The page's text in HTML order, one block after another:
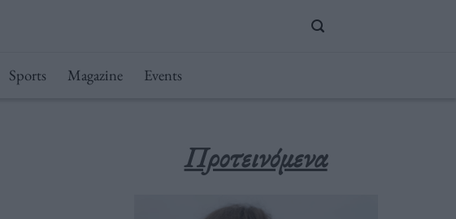
Sports Magazine Events
Προτεινόμενα